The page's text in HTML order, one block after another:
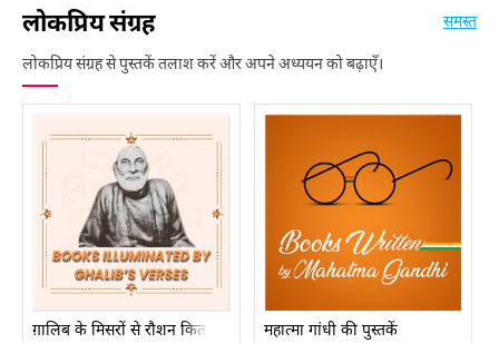
लोकप्रिय संग्रह
लोकप्रिय संग्रह से पुस्तकें तलाश करें और अपने अध्ययन को बढ़ाएँ।
समस्त
ग़ालिब के मिसरों से रौशन किताबें महात्मा गांधी की पुस्तकें